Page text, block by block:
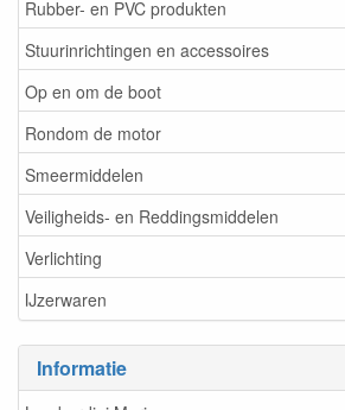
Rubber- en PVC produkten
Stuurinrichtingen en accessoires
Op en om de boot
Rondom de motor
Smeermiddelen
Veiligheids- en Reddingsmiddelen
Verlichting
IJzerwaren
Informatie